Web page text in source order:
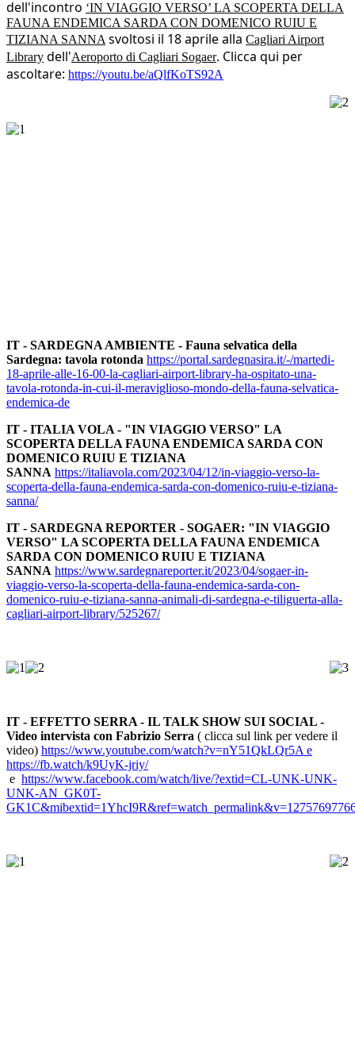
dell'incontro ‘IN VIAGGIO VERSO’ LA SCOPERTA DELLA
FAUNA ENDEMICA SARDA CON DOMENICO RUIU E
TIZIANA SANNA svoltosi il 18 aprile alla Cagliari Airport
Library dell'Aeroporto di Cagliari Sogaer. Clicca qui per
ascoltare: https://youtu.be/aQlfKoTS92A
IT - SARDEGNA AMBIENTE - Fauna selvatica della
Sardegna: tavola rotonda https://portal.sardegnasira.it/-/martedi-
18-aprile-alle-16-00-la-cagliari-airport-library-ha-ospitato-una-
tavola-rotonda-in-cui-il-meraviglioso-mondo-della-fauna-selvatica-
endemica-de
IT - ITALIA VOLA - "IN VIAGGIO VERSO" LA
SCOPERTA DELLA FAUNA ENDEMICA SARDA CON
DOMENICO RUIU E TIZIANA
SANNA https://italiavola.com/2023/04/12/in-viaggio-verso-la-
scoperta-della-fauna-endemica-sarda-con-domenico-ruiu-e-tiziana-
sanna/
IT - SARDEGNA REPORTER - SOGAER: "IN VIAGGIO
VERSO" LA SCOPERTA DELLA FAUNA ENDEMICA
SARDA CON DOMENICO RUIU E TIZIANA
SANNA https://www.sardegnareporter.it/2023/04/sogaer-in-
viaggio-verso-la-scoperta-della-fauna-endemica-sarda-con-
domenico-ruiu-e-tiziana-sanna-animali-di-sardegna-e-tiliguerta-alla-
cagliari-airport-library/525267/
IT - EFFETTO SERRA - IL TALK SHOW SUI SOCIAL -
Video intervista con Fabrizio Serra ( clicca sul link per vedere il
video) https://www.youtube.com/watch?v=nY51QkLQr5A e
https://fb.watch/k9UyK-jriy/
e https://www.facebook.com/watch/live/?extid=CL-UNK-UNK-
UNK-AN_GK0T-